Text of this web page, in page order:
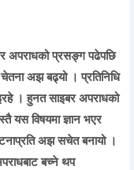
अपराधको प्रसङ्ग पढेपछि
अझ बढ्यो । प्रतिनिधि
। हुनत साइबर अपराधको
यस विषयमा ज्ञान भएर
अझ सचेत बनायो ।
बच्ने थप